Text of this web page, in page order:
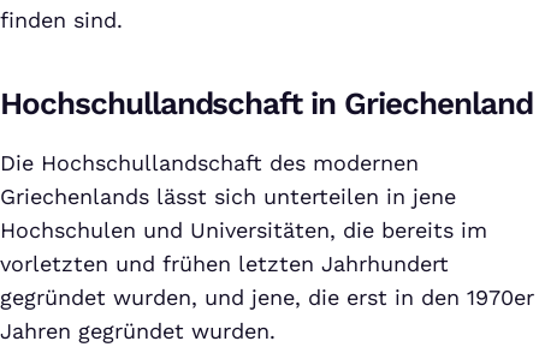
finden sind.
Hochschullandschaft in Griechenland
Die Hochschullandschaft des modernen
Griechenlands lässt sich unterteilen in jene
Hochschulen und Universitäten, die bereits im
vorletzten und frühen letzten Jahrhundert
gegründet wurden, und jene, die erst in den 1970er
Jahren gegründet wurden.